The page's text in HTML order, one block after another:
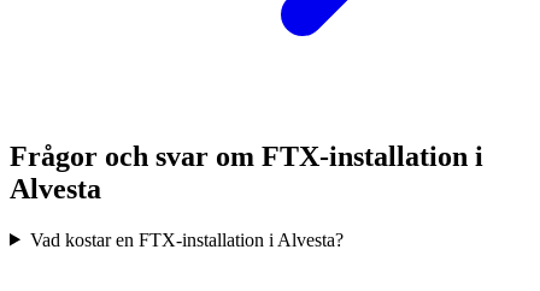
Frågor och svar om FTX-installation i
Alvesta
Vad kostar en FTX-installation i Alvesta?